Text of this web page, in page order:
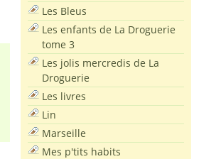
Les Bleus
Les enfants de La Droguerie
tome 3
Les jolis mercredis de La
Droguerie
Les livres
Lin
Marseille
Mes p'tits habits